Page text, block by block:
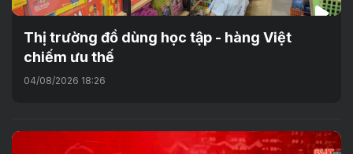
Thị trường đồ dùng học tập - hàng Việt
chiếm ưu thế
04/08/2026 18:26